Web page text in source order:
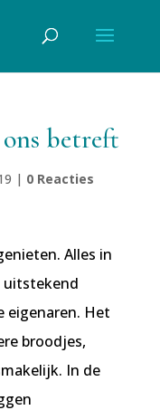
betreft
| 0 Reacties
Alles in
uitstekend
eigenaren. Het
broodjes,
In de